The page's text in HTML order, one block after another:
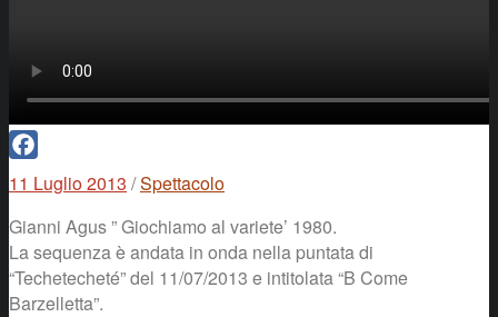
Facebook
11 Luglio 2013 /Spettacolo
Gianni Agus ” Giochiamo al variete’ 1980.
La sequenza è andata in onda nella puntata di
“Techetecheté” del 11/07/2013 e intitolata “B Come
Barzelletta”.